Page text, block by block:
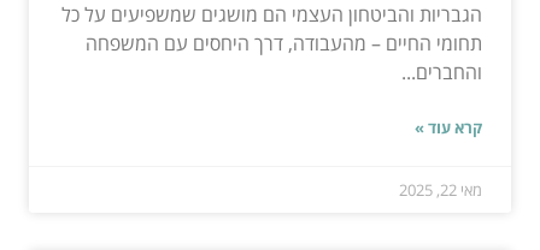
הגבריות והביטחון העצמי הם מושגים שמשפיעים על כל
תחומי החיים – מהעבודה, דרך היחסים עם המשפחה
והחברים...
קרא עוד »
מאי 22, 2025